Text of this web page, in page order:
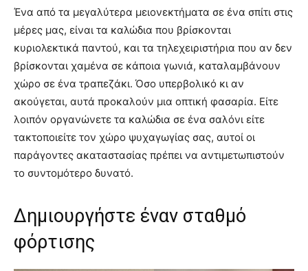
Ένα από τα μεγαλύτερα μειονεκτήματα σε ένα σπίτι στις
μέρες μας, είναι τα καλώδια που βρίσκονται
κυριολεκτικά παντού, και τα τηλεχειριστήρια που αν δεν
βρίσκονται χαμένα σε κάποια γωνιά, καταλαμβάνουν
χώρο σε ένα τραπεζάκι. Όσο υπερβολικό κι αν
ακούγεται, αυτά προκαλούν μια οπτική φασαρία. Είτε
λοιπόν οργανώνετε τα καλώδια σε ένα σαλόνι είτε
τακτοποιείτε τον χώρο ψυχαγωγίας σας, αυτοί οι
παράγοντες ακαταστασίας πρέπει να αντιμετωπιστούν
το συντομότερο δυνατό.
Δημιουργήστε έναν σταθμό
φόρτισης